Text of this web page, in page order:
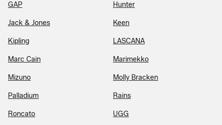
GAP Hunter
Jack & Jones Keen
Kipling LASCANA
Marc Cain Marimekko
Mizuno Molly Bracken
Palladium Rains
Roncato UGG